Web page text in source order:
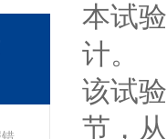
本试
计。
该试
节，